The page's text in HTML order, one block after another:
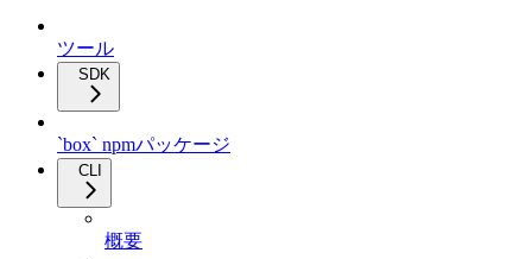
ツール
SDK
`box` npmパッケージ
CLI
概要